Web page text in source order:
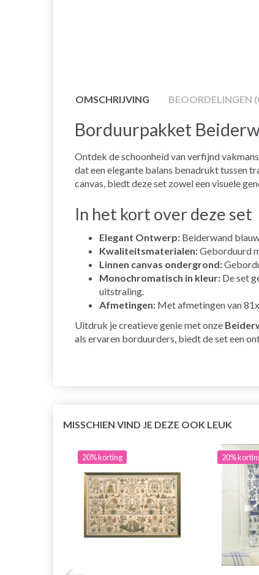
OMSCHRIJVING BEOORDELINGEN
Borduurpakket
Ontdek de schoonheid van verfijnd
dat een elegante balans benadrukt tussen
canvas, biedt deze set zowel een visuele
In het kort over deze set
Elegant Ontwerp: Beiderwand
Kwaliteitsmaterialen:Geborduurd
Linnen canvas ondergrond:
Monochromatisch in kleur: De set
uitstraling.
Afmetingen: Met afmetingen van
Uitdruk je creatieve genie met onze
als ervaren borduurders, biedt de set een
MISSCHIEN VIND JE DEZE OOK LEUK
20% korting 20%